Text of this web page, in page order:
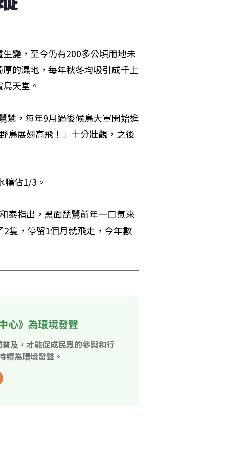
變，至今仍有200多公頃用地未
的濕地，每年秋冬均吸引成千上
天堂。
鷥，每年9月過後候鳥大軍開始進
鳥展翅高飛！」十分壯觀，之後
鴨佔1/3。
泰指出，黑面琵鷺前年一口氣來
隻，停留1個月就飛走，今年數
心》為環境發聲
及，才能促成民眾的參與和行
續為環境發聲。